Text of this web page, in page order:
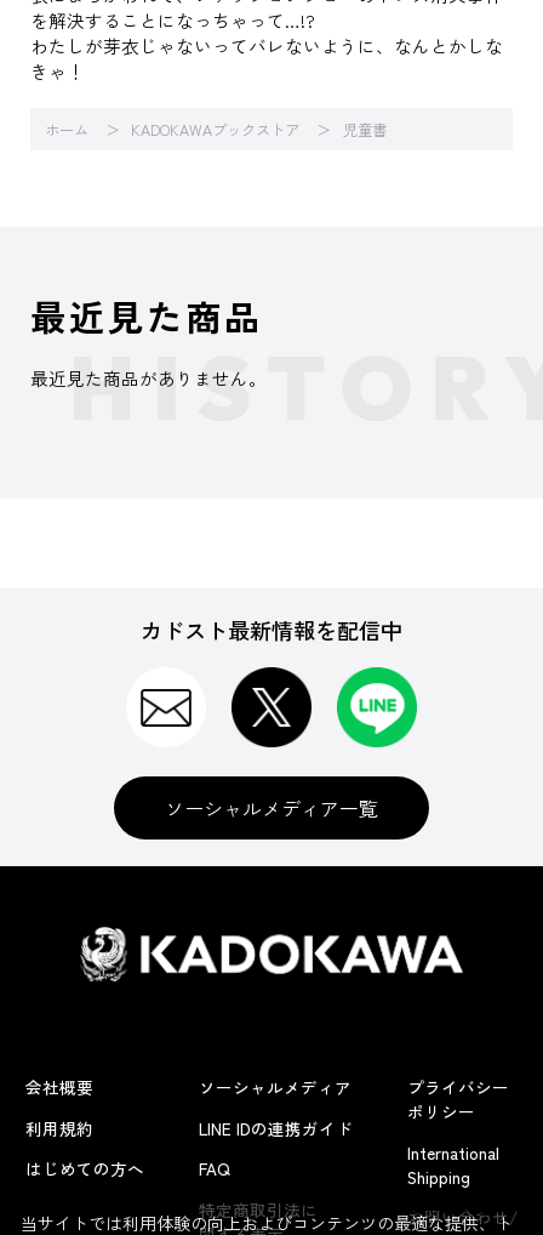
を解決することになっちゃって…!?
わたしが芽衣じゃないってバレないように、なんとかしな
きゃ！
ホーム KADOKAWAブックストア 児童書
よくあるお問い合わせ
最近見た商品
最近見た商品がありません。
カドスト最新情報を配信中
ソーシャルメディア一覧
会社概要
利用規約
はじめての方へ
ソーシャルメディア
LINE IDの連携ガイド
FAQ
特定商取引法に
プライバシー
ポリシー
International
Shipping
お問い合わせ/
当サイトでは利用体験の向上およびコンテンツの最適な提供、ト